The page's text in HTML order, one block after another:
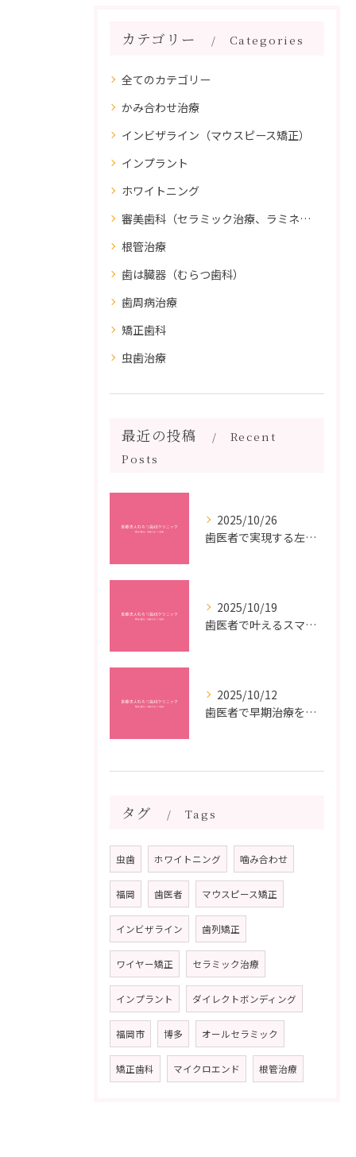
カテゴリー Categories
全てのカテゴリー
かみ合わせ治療
インビザライン（マウスピース矯正）
インプラント
ホワイトニング
審美歯科（セラミック治療、ラミネートべニア、ダイレクトボンディング）
根管治療
歯は臓器（むらつ歯科）
歯周病治療
矯正歯科
虫歯治療
最近の投稿
Recent
Posts
2025/10/26
歯医者で実現する左右対称治療のポイントと矯正治療選びの疑問解決ガイド
2025/10/19
歯医者で叶えるスマイルメイクオーバーなら福岡県福岡市博多区博多駅前の最新矯正治療解説
2025/10/12
歯医者で早期治療を受けるメリットと虫歯悪化を防ぐ最短ステップ
タグ Tags
虫歯 ホワイトニング 噛み合わせ
福岡 歯医者 マウスピース矯正
インビザライン 歯列矯正
ワイヤー矯正 セラミック治療
インプラント ダイレクトボンディング
福岡市 博多 オールセラミック
矯正歯科 マイクロエンド 根管治療